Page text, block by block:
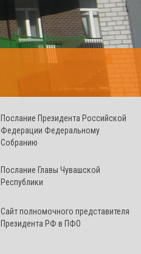
Послание Президента Российской
Федерации Федеральному
Собранию
Послание Главы Чувашской
Республики
Cайт полномочного представителя
Президента РФ в ПФО